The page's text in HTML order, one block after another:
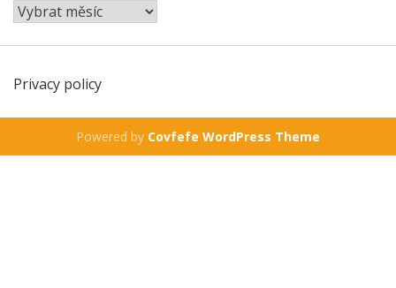
Privacy policy
Powered by Covfefe WordPress Theme